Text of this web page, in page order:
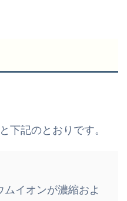
下記のとおりです。
イオンが濃縮およ